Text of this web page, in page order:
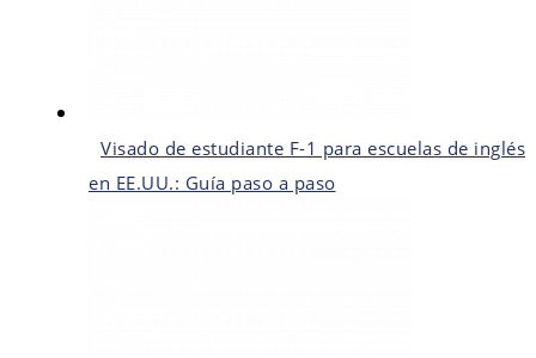
Visado de estudiante F-1 para escuelas de inglés
en EE.UU.: Guía paso a paso